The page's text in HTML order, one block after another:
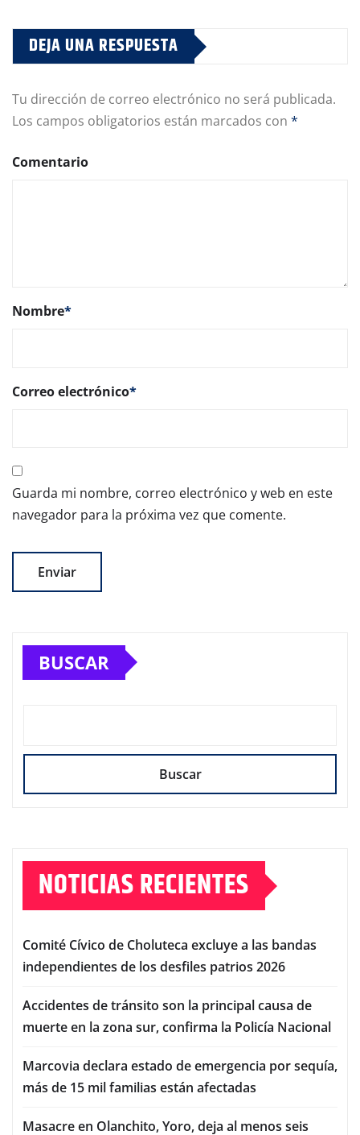
DEJA UNA RESPUESTA
Tu dirección de correo electrónico no será publicada.
Los campos obligatorios están marcados con *
Comentario
Nombre*
Correo electrónico*
Guarda mi nombre, correo electrónico y web en este
navegador para la próxima vez que comente.
BUSCAR
Buscar
NOTICIAS RECIENTES
Comité Cívico de Choluteca excluye a las bandas
independientes de los desfiles patrios 2026
Accidentes de tránsito son la principal causa de
muerte en la zona sur, confirma la Policía Nacional
Marcovia declara estado de emergencia por sequía,
más de 15 mil familias están afectadas
Masacre en Olanchito, Yoro, deja al menos seis